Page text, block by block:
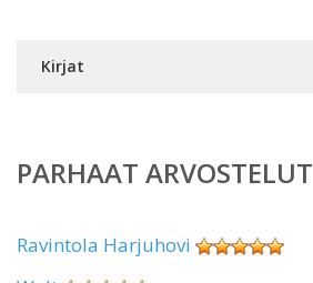
Kirjat
PARHAAT ARVOSTELUT
Ravintola Harjuhovi